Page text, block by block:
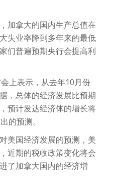
加拿大的国内生产总值在
失业率降到多年来的最低
们普遍预期央行会提高利
上表示，从去年10月份
，总体的经济发展比预期
预计发达经济体的增长将
的预测。
美国经济发展的预测，美
近期的税收政策变化将会
了加拿大国内的经济增